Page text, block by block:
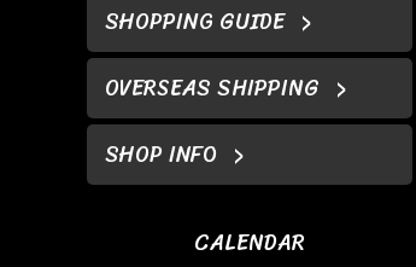
SHOPPING GUIDE
OVERSEAS SHIPPING
SHOP INFO
CALENDAR